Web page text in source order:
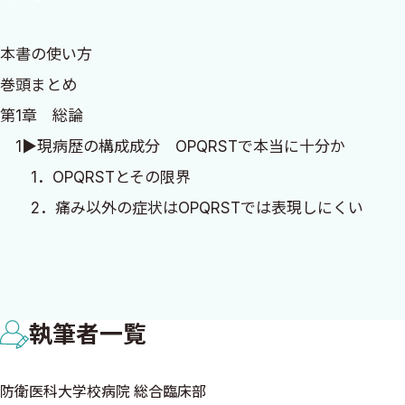
そして，「全ての主訴に使える病歴聴取の型はないのだ
把握に経過図を使うようになり，患者さんと一緒に図を
Time Courseの構成成分を書き出して，図式化に必要な
トの頭文字にして覚えていました．
その頃，ドクターズプライムという会社がオンライン勉
6年目に過ぎない私が立候補したところ，無事に講演の
のアップデート情報を流し聞きしていたとき，「ポッド
こうして，自分の長年の悩みと，ドクターズプライムの
本書の使い方
巻頭まとめ
第1章 総論
1▶現病歴の構成成分 OPQRSTで本当に十分か
1．OPQRSTとその限界
2．痛み以外の症状はOPQRSTでは表現しにくい
3▶尤度比 病歴と所見の診断性能の理解のために
2．尤度比の定義と臨床応用
執筆者一覧
防衛医科大学校病院 総合臨床部